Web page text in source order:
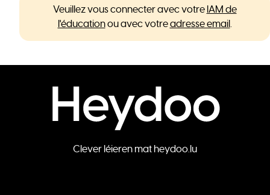
Veuillez vous connecter avec votre IAM de
l'éducationou avec votreadresse email.
Clever léieren mat heydoo.lu